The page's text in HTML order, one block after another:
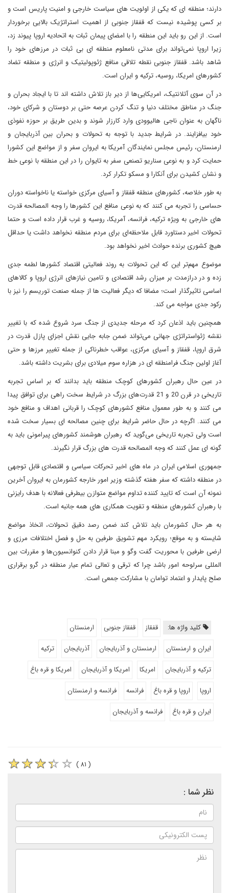
دارند؛ منطقه ای که یکی از اولویت های سیاست خارجی و امنیت پاریس است و
بر کسی پوشیده نیست که قفقاز جنوبی از اهمیت استراتژیک بالایی برخوردار
است. از این رو باید این منطقه را با امضای پیمان ثبات به اتحادیه اروپا پیوند زد،
زیرا اروپا نمی‌تواند برای مدتی نامعلوم منطقه ای بی ثبات در مرزهای خود را
شاهد باشد. قفقاز جنوبی نقطه تلاقی منافع ژئوپولیتیک و انرژی و منطقه تضاد
کشورهای امریکا، روسیه، ترکیه و ایران است.
در آن سوی آتلانتیک، امریکایی‌ها از دیر باز تلاش داشته اند تا با ایجاد بحران و
جنگ در مناطق مختلف دنیا و تنگ کردن عرصه حتی بر دوستان و شرکای خود،
ناگهان به عنوان ناجی‌ هالیوودی وارد کارزار شوند و بدین طریق بر حوزه نفوذی
خود بیافزایند. در شرایط جدید با توجه به تحولات و بحران بین آذربایجان و
ارمنستان، رئیس مجلس نمایندگان آمریکا به ایروان سفر و از مواضع این کشورا
حمایت کرد و به نوعی سناریو تصنعی سفر به تایوان را در این منطقه با نوعی خط
و نشان کشیدن برای آنکارا و مسکو تکرار کرد.
به طور خلاصه، کشورهای منطقه قفقاز و آسیای مرکزی خواسته یا ناخواسته دوران
حساسی را تجربه می کنند که به نوعی منافع این کشورها را وجه المصالحه قدرت
های خارجی به ویژه ترکیه، فرانسه، آمریکا، روسیه و غرب قرار داده است و حتما
تحولات اخیر دستاورد قابل ملاحظه‌ای برای مردم منطقه نخواهد داشت یا حداقل
هیچ کشوری برنده حوادث اخیر نخواهد بود.
موضوع مهم‌تر این که این تحولات به روند فعالیتی اقتصاد کشورها لطمه جدی
زده و در درازمدت بر میزان رشد اقتصادی و تامین نیازهای انرژی اروپا و کالاهای
اساسی تاثیرگذار است؛ مضافا که دیگر فعالیت ها از جمله صنعت توریسم را نیز با
رکود جدی مواجه می کند.
همچنین باید اذعان کرد که مرحله جدیدی از جنگ سرد شروع شده که با تغییر
نقشه ژئواستراتژی جهانی می‌تواند ضمن جابه جایی نقش اجزای پازل قدرت در
شرق اروپا، قفقاز و آسیای مرکزی، عواقب خطرناکی از جمله تغییر مرزها و حتی
آغاز اولین جنگ فرامنطقه ای در هزاره سوم میلادی برای بشریت داشته باشد.
در عین حال رهبران کشورهای کوچک منطقه باید بدانند که بر اساس تجربه
تاریخی در قرن 20 و 21 قدرت‌های بزرگ در شرایط سخت راهی برای توافق پیدا
می کنند و به طور معمول منافع کشورهای کوچک را قربانی اهداف و منافع خود
می کنند. اگرچه در حال حاضر شرایط برای چنین مصالحه ای بسیار سخت شده
است ولی تجربه تاریخی می‌گوید که رهبران هوشمند کشورهای پیرامونی باید به
گونه ای عمل کنند که وجه المصالحه قدرت های بزرگ قرار نگیرند.
جمهوری اسلامی ایران در ماه های اخیر تحرکات سیاسی و اقتصادی قابل توجهی
در منطقه داشته که سفر هفته گذشته وزیر امور خارجه کشورمان به ایروان آخرین
نمونه آن است که تایید کننده تداوم مواضع متوازن بیطرفی فعالانه با هدف رایزنی
با رهبران کشورهای منطقه و تقویت همکاری های همه جانبه است.
به هر حال کشورمان باید تلاش کند ضمن رصد دقیق تحولات، اتخاذ مواضع
شایسته و به موقع؛ رویکرد مهم تشویق طرفین به حل و فصل اختلافات مرزی و
ارضی طرفین با محوریت گفت وگو و مبنا قرار دادن کنوانسیون‌ها و مقررات بین
المللی سرلوحه امور باشد چرا که ترقی و تعالی تمام عیار منطقه در گرو برقراری
صلح پایدار و اعتماد توامان با مشارکت جمعی است.
کلید واژه ها: قفقاز قفقاز جنوبی
ارمنستان
ایران و ارمنستان
ارمنستان و آذربایجان آذربایجان
ترکیه
ترکیه و آذربایجان
امریکا امریکا و آذربایجان
امریکا و قره باغ
اروپا
اروپا و قره باغ فرانسه
فرانسه و ارمنستان
ایران و قره باغ
فرانسه و آذربایجان
( ۸۱ )
نظر شما :